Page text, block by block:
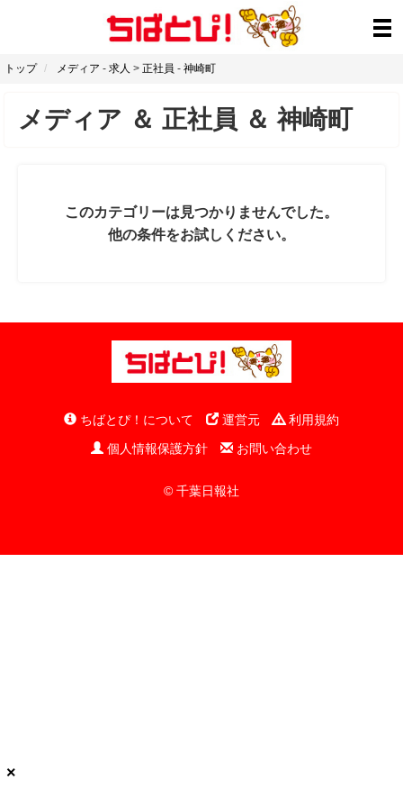
トップ メディア - 求人 > 正社員 - 神崎町
メディア ＆ 正社員 ＆神崎町
このカテゴリーは見つかりませんでした。
他の条件をお試しください。
ちばとぴ！について 運営元
利用規約
個人情報保護方針
お問い合わせ
© 千葉日報社
×